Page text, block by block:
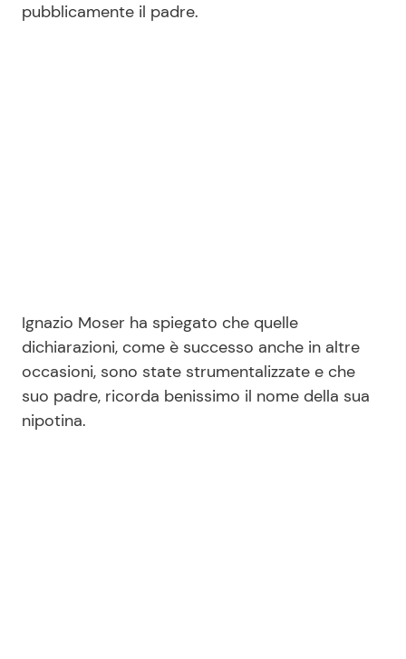
pubblicamente il padre.
Ignazio Moser ha spiegato che quelle
dichiarazioni, come è successo anche in altre
occasioni, sono state strumentalizzate e che
suo padre, ricorda benissimo il nome della sua
nipotina.